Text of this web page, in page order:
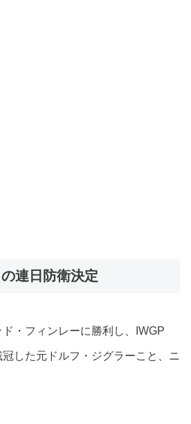
連日防衛決定
・フィンレーに勝利し、IWGP
した元ドルフ・ジグラーこと、ニ